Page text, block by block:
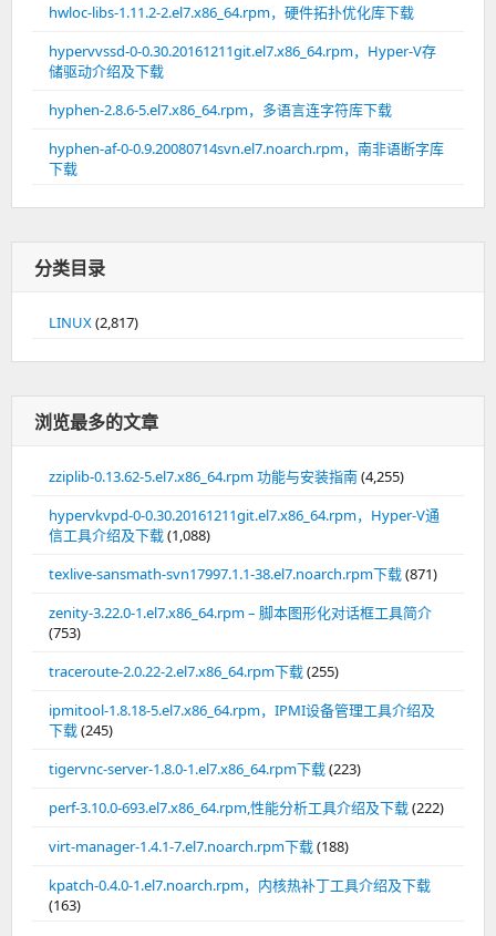
hwloc-libs-1.11.2-2.el7.x86_64.rpm，硬件拓扑优化库下载
hypervvssd-0-0.30.20161211git.el7.x86_64.rpm，Hyper-V存
储驱动介绍及下载
hyphen-2.8.6-5.el7.x86_64.rpm，多语言连字符库下载
hyphen-af-0-0.9.20080714svn.el7.noarch.rpm，南非语断字库
下载
分类目录
LINUX(2,817)
浏览最多的文章
zziplib-0.13.62-5.el7.x86_64.rpm 功能与安装指南(4,255)
hypervkvpd-0-0.30.20161211git.el7.x86_64.rpm，Hyper-V通
信工具介绍及下载(1,088)
texlive-sansmath-svn17997.1.1-38.el7.noarch.rpm下载(871)
zenity-3.22.0-1.el7.x86_64.rpm – 脚本图形化对话框工具简介
(753)
traceroute-2.0.22-2.el7.x86_64.rpm下载(255)
ipmitool-1.8.18-5.el7.x86_64.rpm，IPMI设备管理工具介绍及
下载(245)
tigervnc-server-1.8.0-1.el7.x86_64.rpm下载(223)
perf-3.10.0-693.el7.x86_64.rpm,性能分析工具介绍及下载(222)
virt-manager-1.4.1-7.el7.noarch.rpm下载(188)
kpatch-0.4.0-1.el7.noarch.rpm，内核热补丁工具介绍及下载
(163)